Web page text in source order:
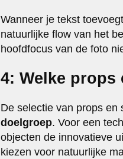
Wanneer je tekst
natuurlijke flow van het
hoofdfocus van de foto
4: Welke
De selectie van props en
doelgroep. Voor een
objecten de innovatieve
kiezen voor natuurlijke